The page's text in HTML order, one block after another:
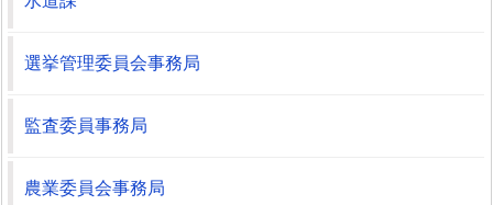
選挙管理委員会事務局
監査委員事務局
農業委員会事務局